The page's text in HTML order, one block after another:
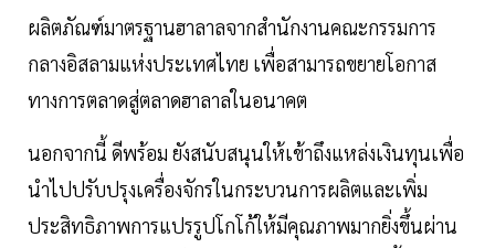
ผลิตภัณฑ์มาตรฐานฮาลาลจากสำนักงานคณะกรรมการ
กลางอิสลามแห่งประเทศไทย เพื่อสามารถขยายโอกาส
ทางการตลาดสู่ตลาดฮาลาลในอนาคต
นอกจากนี้ ดีพร้อม ยังสนับสนุนให้เข้าถึงแหล่งเงินทุนเพื่อ
นำไปปรับปรุงเครื่องจักรในกระบวนการผลิตและเพิ่ม
ประสิทธิภาพการแปรรูปโกโก้ให้มีคุณภาพมากยิ่งขึ้นผ่าน